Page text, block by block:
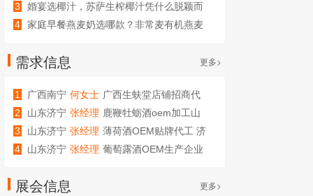
3
婚宴选椰汁，苏萨生榨椰汁凭什么脱颖而
出？
4
家庭早餐燕麦奶选哪款？非常麦有机燕麦
需求信息 更多>
1 广西南宁 何女士 广西生蚨堂店铺招商代
理加盟
2 山东济宁 张经理 鹿鞭牡蛎酒oem加工山
东庆葆堂
3 山东济宁 张经理 薄荷酒OEM贴牌代工 济
宁庆葆堂生物
4 山东济宁 张经理 葡萄露酒OEM生产企业
展会信息 更多>